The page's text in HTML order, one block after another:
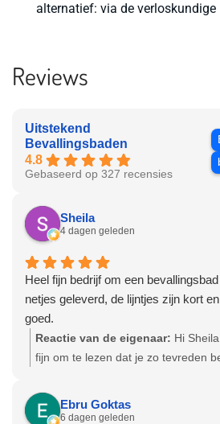
alternatief: via de verloskundige
Reviews
Uitstekend
Bevallingsbaden
4.8
Gebaseerd op 327 recensies
Sheila
4 dagen geleden
Heel fijn bedrijf om een
netjes geleverd, de lijntjes zijn kort
goed.
Reactie van de eigenaar: Hi
fijn om te lezen dat je zo tevreden
Bevallingsbaden
Ebru Goktas
6 dagen geleden